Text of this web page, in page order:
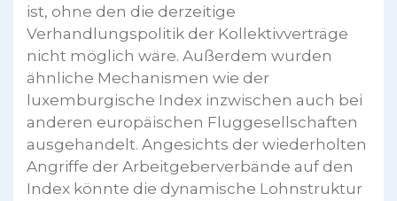
ist, ohne den die derzeitige
Verhandlungspolitik der Kollektivverträge
nicht möglich wäre. Außerdem wurden
ähnliche Mechanismen wie der
luxemburgische Index inzwischen auch bei
anderen europäischen Fluggesellschaften
ausgehandelt. Angesichts der wiederholten
Angriffe der Arbeitgeberverbände auf den
Index könnte die dynamische Lohnstruktur